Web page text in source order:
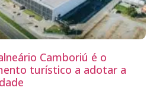
Camboriú é o
turístico a adotar a